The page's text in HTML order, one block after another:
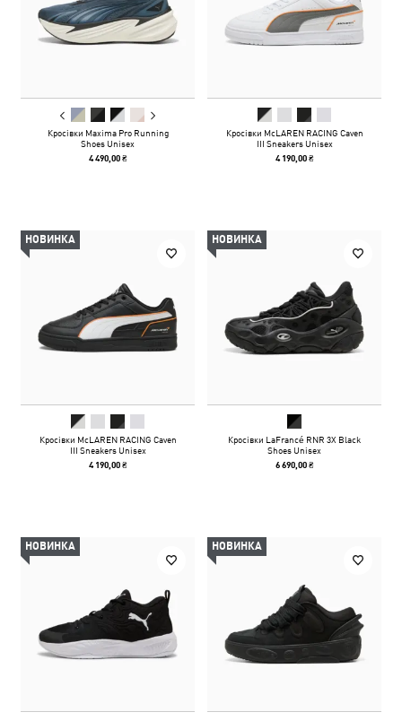
Кросівки Maxima Pro Running
Shoes Unisex
4 490,00 ₴
Кросівки McLAREN RACING Caven
III Sneakers Unisex
4 190,00 ₴
НОВИНКА
Кросівки McLAREN RACING Caven
III Sneakers Unisex
4 190,00 ₴
НОВИНКА
Кросівки LaFrancé RNR 3X Black
Shoes Unisex
6 690,00 ₴
НОВИНКА НОВИНКА